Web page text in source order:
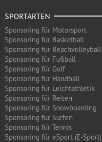
SPORTARTEN
Sponsoring für Motorsport
Sponsoring für Basketball
Sponsoring für Beachvolleyball
Sponsoring für Fußball
Sponsoring für Golf
Sponsoring für Handball
Sponsoring für Leichtathletik
Sponsoring für Reiten
Sponsoring für Snowboarding
Sponsoring für Surfen
Sponsoring für Tennis
Sponsoring für eSport (E-Sport)